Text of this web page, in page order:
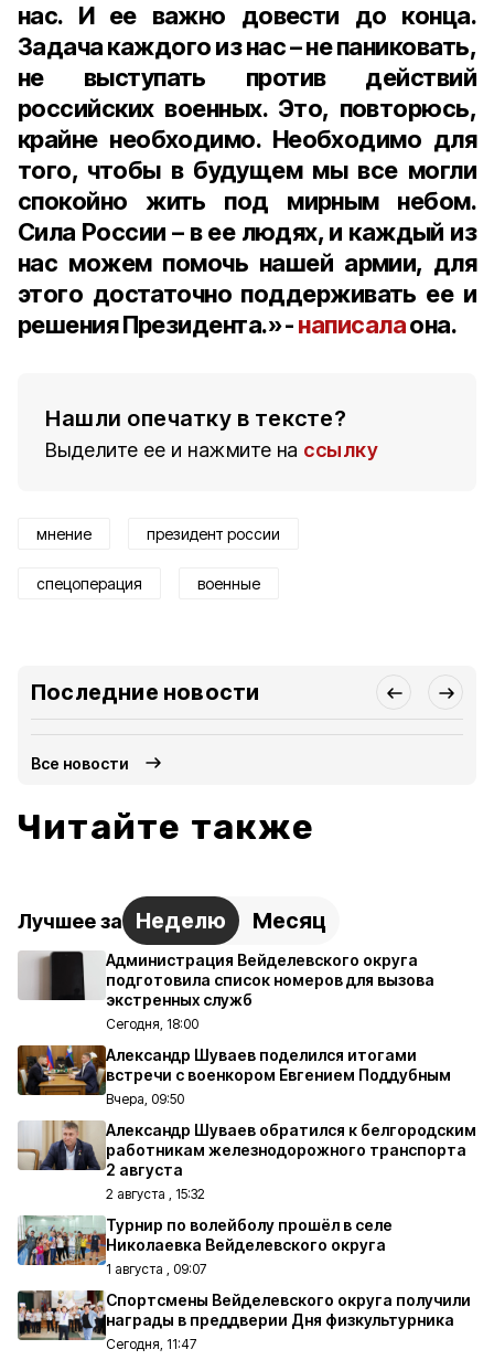
нас. И ее важно довести до конца.
Задача каждого из нас – не паниковать,
не выступать против действий
российских военных. Это, повторюсь,
крайне необходимо. Необходимо для
того, чтобы в будущем мы все могли
спокойно жить под мирным небом.
Сила России – в ее людях, и каждый из
нас можем помочь нашей армии, для
этого достаточно поддерживать ее и
решения Президента.» -написалаона.
Нашли опечатку в тексте?
Выделите ее и нажмите на ссылку
мнение президент россии
спецоперация военные
Последние новости
Все новости
Читайте также
Лучшее за Неделю Месяц
Администрация Вейделевского округа
подготовила список номеров для вызова
экстренных служб
Сегодня, 18:00
Александр Шуваев поделился итогами
встречи с военкором Евгением Поддубным
Вчера, 09:50
Александр Шуваев обратился к белгородским
работникам железнодорожного транспорта
2 августа
2 августа , 15:32
Турнир по волейболу прошёл в селе
Николаевка Вейделевского округа
1 августа , 09:07
Спортсмены Вейделевского округа получили
награды в преддверии Дня физкультурника
Сегодня, 11:47